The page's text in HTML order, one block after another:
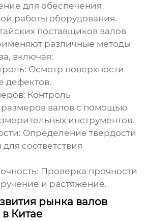
для обеспечения
работы оборудования.
поставщиков валов
различные методы
включая:
Осмотр поверхности
дефектов.
Контроль
размеров валов с помощью
инструментов.
Определение твердости
соответствия
Проверка прочности
и растяжение.
рынка валов
Китае